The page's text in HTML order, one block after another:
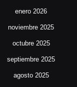
enero 2026
noviembre 2025
octubre 2025
septiembre 2025
agosto 2025